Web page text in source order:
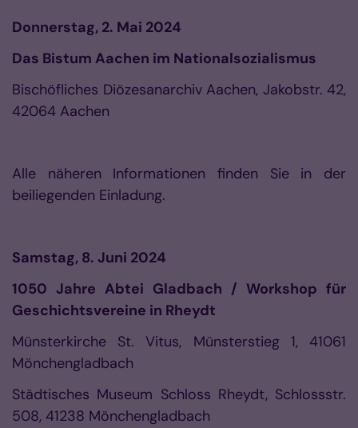
Donnerstag, 2. Mai 2024
Das Bistum Aachen im Nationalsozialismus
Bischöfliches Diözesanarchiv Aachen, Jakobstr. 42,
42064 Aachen
Alle näheren Informationen finden Sie in der
beiliegenden Einladung.
Samstag, 8. Juni 2024
1050 Jahre Abtei Gladbach / Workshop für
Geschichtsvereine in Rheydt
Münsterkirche St. Vitus, Münsterstieg 1, 41061
Mönchengladbach
Städtisches Museum Schloss Rheydt, Schlossstr.
508, 41238 Mönchengladbach